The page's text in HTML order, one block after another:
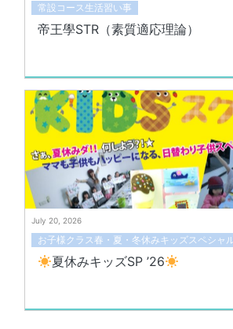
常設コース生活習い事
帝王學STR（素質適応理論）
July 20, 2026
お子様クラス春・夏・冬休みキッズスペシャ
夏休みキッズSP ’26